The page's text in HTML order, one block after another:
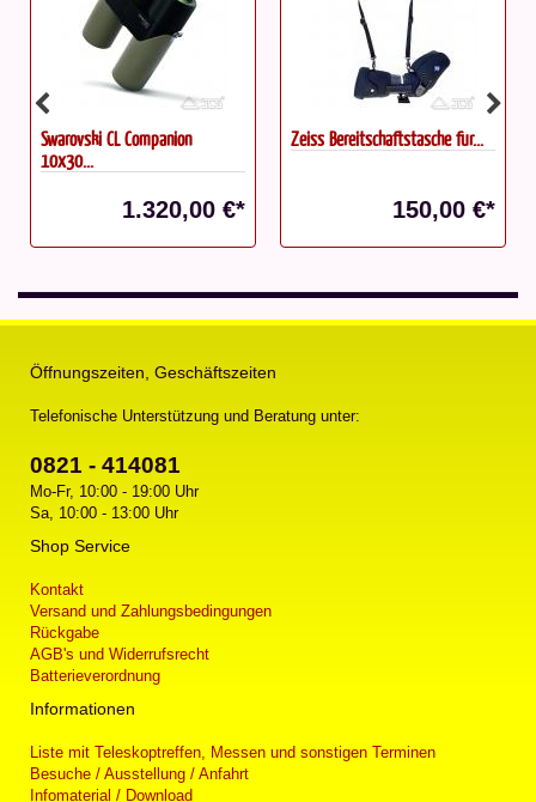
Swarovski CL Companion
10x30...
1.320,00 €*
Zeiss Bereitschaftstasche für...
150,00 €*
Öffnungszeiten, Geschäftszeiten
Telefonische Unterstützung und Beratung unter:
0821 - 414081
Mo-Fr, 10:00 - 19:00 Uhr
Sa, 10:00 - 13:00 Uhr
Shop Service
Kontakt
Versand und Zahlungsbedingungen
Rückgabe
AGB's und Widerrufsrecht
Batterieverordnung
Informationen
Liste mit Teleskoptreffen, Messen und sonstigen Terminen
Besuche / Ausstellung / Anfahrt
Infomaterial / Download